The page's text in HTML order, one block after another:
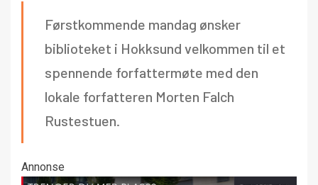
Førstkommende mandag ønsker
biblioteket i Hokksund velkommen til et
spennende forfattermøte med den
lokale forfatteren Morten Falch
Rustestuen.
Annonse